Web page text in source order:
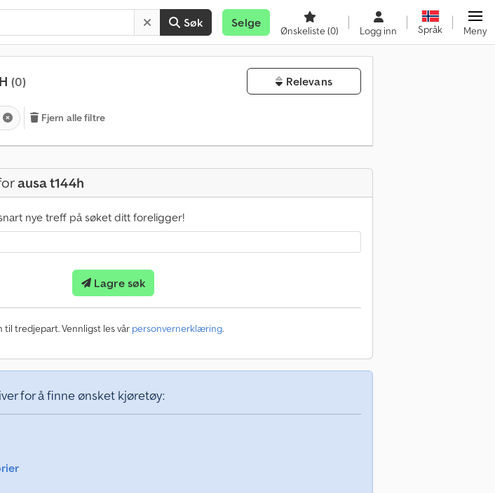
Søk Selge
Ønskeliste(0) Logg inn Språk Meny
(0) Relevans
Fjern alle filtre
ausa t144h
nye treff på søket ditt foreligger!
Lagre søk
tredjepart. Vennligst les vår personvernerklæring.
for å finne ønsket kjøretøy:
å
n
e
d
l